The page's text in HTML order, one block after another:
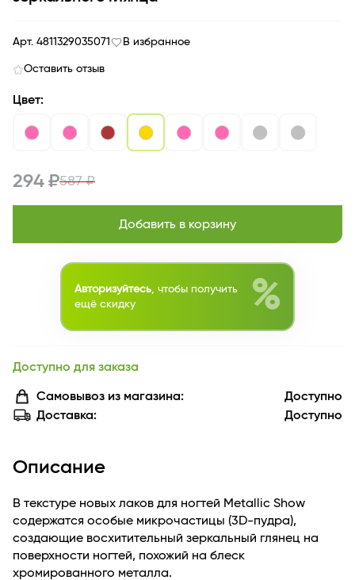
Арт. 4811329035071 В избранное
Оставить отзыв
Цвет:
294 ₽587 ₽
Добавить в корзину
Авторизуйтесь , чтобы получить
ещё скидку
%
Доступно для заказа
Самовывоз из магазина:
Доступно
Доставка:
Доступно
Описание
В текстуре новых лаков для ногтей Metallic Show
содержатся особые микрочастицы (3D-пудра),
создающие восхитительный зеркальный глянец на
поверхности ногтей, похожий на блеск
хромированного металла.